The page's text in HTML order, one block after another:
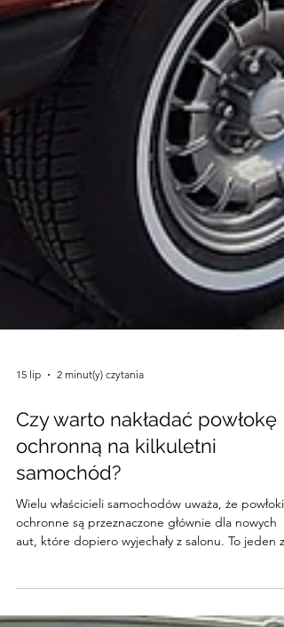
15 lip 2 minut(y) czytania
Czy warto nakładać powłokę
ochronną na kilkuletni
samochód?
Wielu właścicieli samochodów uważa, że powłoki